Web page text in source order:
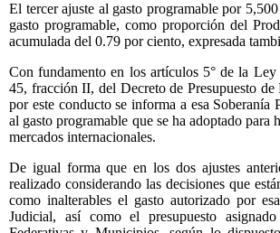
El tercer ajuste al gasto programable por
gasto programable, como proporción del
acumulada del 0.79 por ciento, expresada
Con fundamento en los artículos 5° de la
45, fracción II, del Decreto de Presupuesto
por este conducto se informa a esa Soberanía
al gasto programable que se ha adoptado
mercados internacionales.
De igual forma que en los dos ajustes
realizado considerando las decisiones que
como inalterables el gasto autorizado por
Judicial, así como el presupuesto